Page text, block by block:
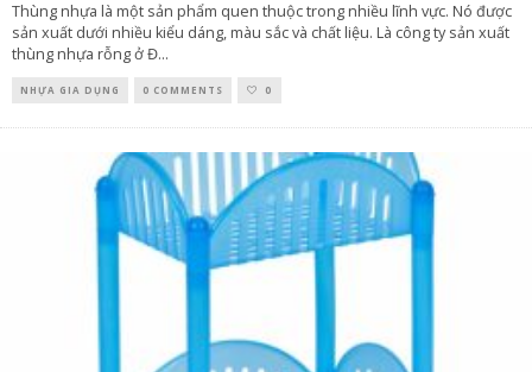
Thùng nhựa là một sản phẩm quen thuộc trong nhiều lĩnh vực. Nó được
sản xuất dưới nhiều kiểu dáng, màu sắc và chất liệu. Là công ty sản xuất
thùng nhựa rỗng ở Đ...
NHỰA GIA DỤNG 0 COMMENTS 0